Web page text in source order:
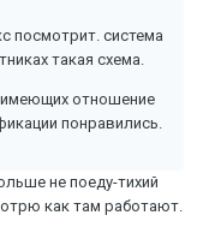
посмотрит. система
такая схема.
имеющих отношение
понравились.
не поеду-тихий
как там работают.